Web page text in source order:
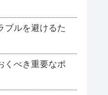
ブルを避けるた
くべき重要なポ